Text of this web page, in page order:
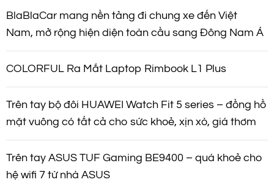
BlaBlaCar mang nền tảng đi chung xe đến Việt
Nam, mở rộng hiện diện toàn cầu sang Đông Nam Á
COLORFUL Ra Mắt Laptop Rimbook L1 Plus
Trên tay bộ đôi HUAWEI Watch Fit 5 series – đồng hồ
mặt vuông có tất cả cho sức khoẻ, xịn xò, giá thơm
Trên tay ASUS TUF Gaming BE9400 – quá khoẻ cho
hệ wifi 7 từ nhà ASUS